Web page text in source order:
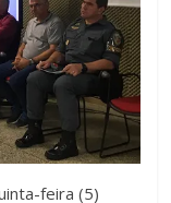
feira (5)